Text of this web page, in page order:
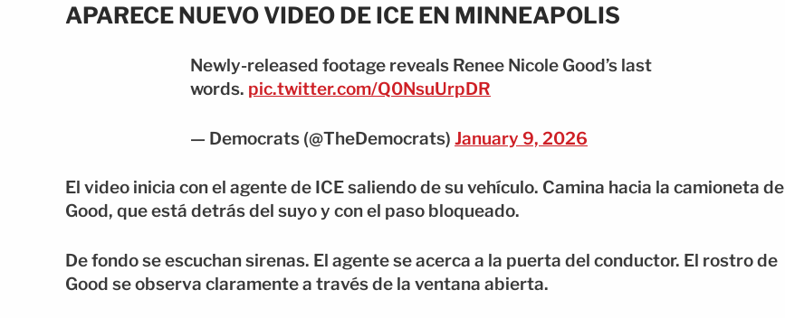
APARECE NUEVO VIDEO DE ICE EN MINNEAPOLIS
Newly-released footage reveals Renee Nicole Good’s last
words. pic.twitter.com/Q0NsuUrpDR
— Democrats (@TheDemocrats) January 9, 2026
El video inicia con el agente de ICE saliendo de su vehículo. Camina hacia la camioneta de
Good, que está detrás del suyo y con el paso bloqueado.
De fondo se escuchan sirenas. El agente se acerca a la puerta del conductor. El rostro de
Good se observa claramente a través de la ventana abierta.